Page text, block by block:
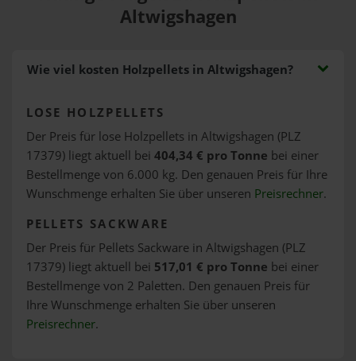
Altwigshagen
Wie viel kosten Holzpellets in Altwigshagen?
LOSE HOLZPELLETS
Der Preis für lose Holzpellets in Altwigshagen (PLZ
17379) liegt aktuell bei 404,34 € pro Tonne bei einer
Bestellmenge von 6.000 kg. Den genauen Preis für Ihre
Wunschmenge erhalten Sie über unseren Preisrechner.
PELLETS SACKWARE
Der Preis für Pellets Sackware in Altwigshagen (PLZ
17379) liegt aktuell bei 517,01 € pro Tonne bei einer
Bestellmenge von 2 Paletten. Den genauen Preis für
Ihre Wunschmenge erhalten Sie über unseren
Preisrechner.